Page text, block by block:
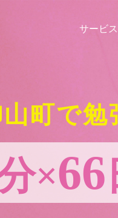
サービス
町で
×66